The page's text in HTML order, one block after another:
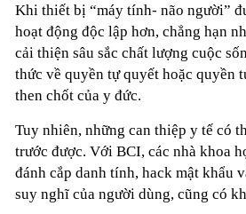
Khi thiết bị “máy tính- não người”
hoạt động độc lập hơn, chẳng hạn
cải thiện sâu sắc chất lượng cuộc
thức về quyền tự quyết hoặc
then chốt của y đức.
Tuy nhiên, những can thiệp y tế có
trước được. Với BCI, các nhà khoa
đánh cắp danh tính, hack mật khẩu
suy nghĩ của người dùng, cũng có